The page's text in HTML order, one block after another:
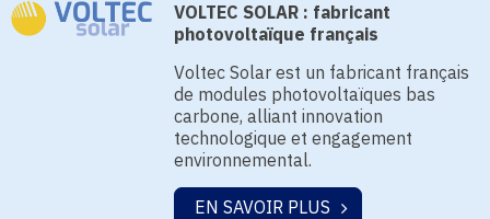
VOLTEC SOLAR : fabricant
photovoltaïque français
Voltec Solar est un fabricant français
de modules photovoltaïques bas
carbone, alliant innovation
technologique et engagement
environnemental.
EN SAVOIR PLUS